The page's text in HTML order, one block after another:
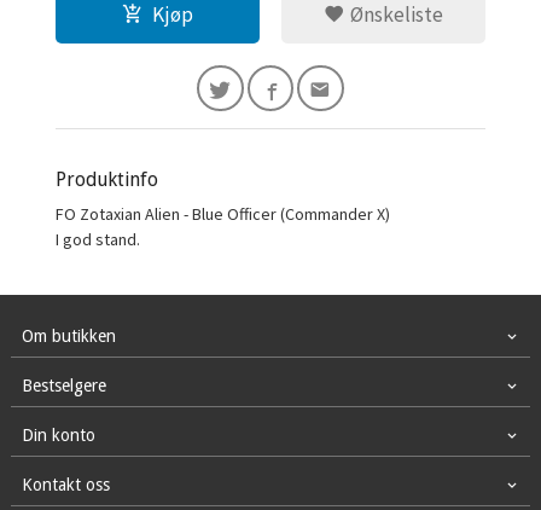
Kjøp Ønskeliste
Produktinfo
FO Zotaxian Alien - Blue Officer (Commander X)
I god stand.
Om butikken
Bestselgere
Din konto
Kontakt oss